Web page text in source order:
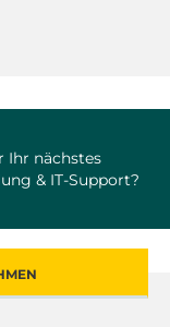
Ihr nächstes
& IT-Support?